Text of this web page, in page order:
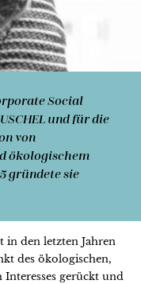
Social
und für die
von
ökologischem
gründete sie
in den letzten Jahren
des ökologischen,
Interesses gerückt und